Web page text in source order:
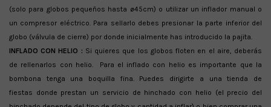
(solo para globos pequeños hasta ø45cm) o utilizar un inflador manual o
un compresor eléctrico. Para sellarlo debes presionar la parte inferior del
globo (válvula de cierre) por donde inicialmente has introducido la pajita.
INFLADO CON HELIO : Si quieres que los globos floten en el aire, deberás
de rellenarlos con helio. Para el inflado con helio es importante que la
bombona tenga una boquilla fina. Puedes dirigirte a una tienda de
fiestas donde prestan un servicio de hinchado con helio (el precio del